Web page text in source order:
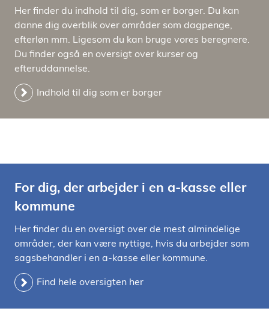
Her finder du indhold til dig, som er borger. Du kan
danne dig overblik over områder som dagpenge,
efterløn mm. Ligesom du kan bruge vores beregnere.
Du finder også en oversigt over kurser og
efteruddannelse.
Indhold til dig som er borger
For dig, der arbejder i en a-kasse eller
kommune
Her finder du en oversigt over de mest almindelige
områder, der kan være nyttige, hvis du arbejder som
sagsbehandler i en a-kasse eller kommune.
Find hele oversigten her